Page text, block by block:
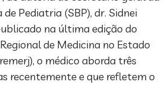
Pediatria (SBP), dr. Sidnei
na última edição do
de Medicina no Estado
o médico aborda três
recentemente e que refletem o